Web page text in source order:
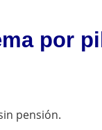
por
pensión.